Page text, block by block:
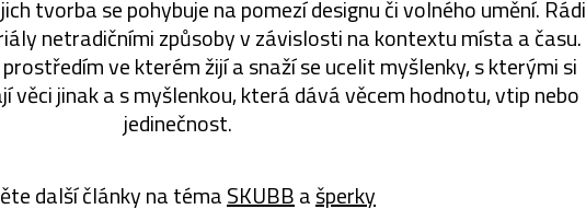
tvorba se pohybuje na pomezí designu či volného umění. Rádi
netradičními způsoby v závislosti na kontextu místa a času.
ve kterém žijí a snaží se ucelit myšlenky, s kterými si
věci jinak a s myšlenkou, která dává věcem hodnotu, vtip nebo
jedinečnost.
další články na témaSKUBBašperky